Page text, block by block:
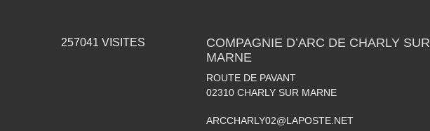
257041 VISITES
COMPAGNIE D’ARC DE CHARLY SUR
MARNE
ROUTE DE PAVANT
02310 CHARLY SUR MARNE
ARCCHARLY02@LAPOSTE.NET